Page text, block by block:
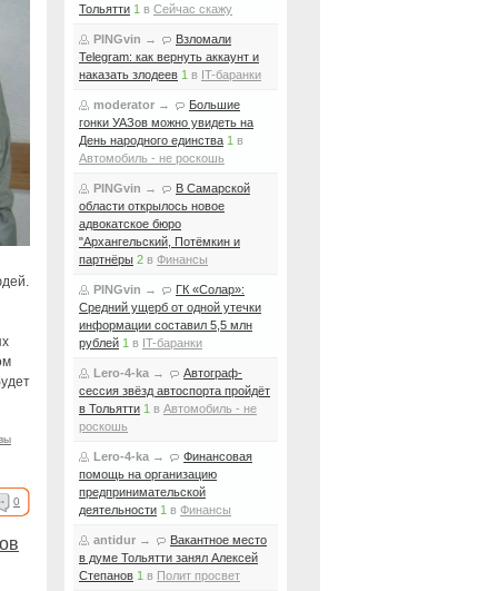
0
Тольятти 1 в Сейчас скажу
PINGvin →
Взломали
Telegram: как вернуть аккаунт и
наказать злодеев 1 в IT-баранки
moderator →
Большие
гонки УАЗов можно увидеть на
День народного единства 1 в
Автомобиль - не роскошь
PINGvin →
В Самарской
области открылось новое
адвокатское бюро
"Архангельский, Потёмкин и
партнёры 2 в Финансы
PINGvin →
ГК «Солар»:
Средний ущерб от одной утечки
информации составил 5,5 млн
рублей 1 в IT-баранки
Lero-4-ka →
Автограф-
сессия звёзд автоспорта пройдёт
в Тольятти 1 в Автомобиль - не
роскошь
Lero-4-ka →
Финансовая
помощь на организацию
предпринимательской
деятельности 1 в Финансы
antidur →
Вакантное место
в думе Тольятти занял Алексей
Степанов 1 в Полит просвет